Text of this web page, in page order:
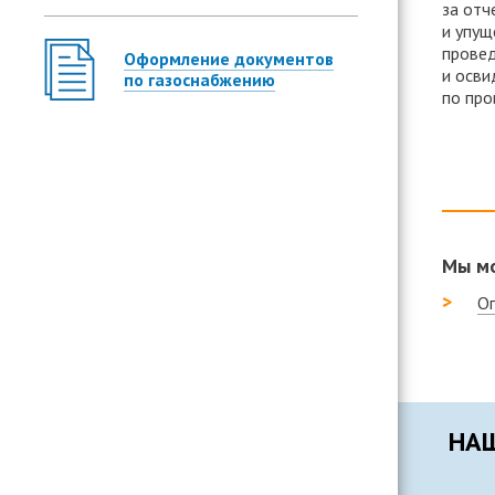
Оформление документов
по газоснабжению
за
и
и
по
Мы